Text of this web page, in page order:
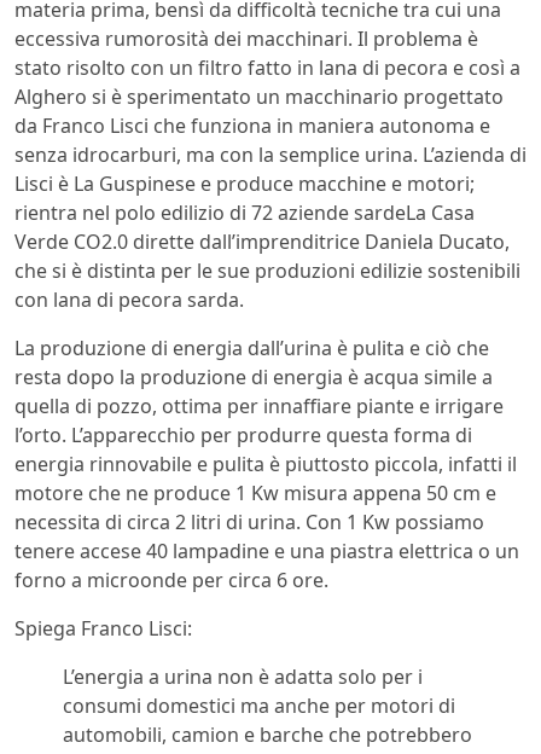
materia prima, bensì da difficoltà tecniche tra cui una
eccessiva rumorosità dei macchinari. Il problema è
stato risolto con un filtro fatto in lana di pecora e così a
Alghero si è sperimentato un macchinario progettato
da Franco Lisci che funziona in maniera autonoma e
senza idrocarburi, ma con la semplice urina. L’azienda di
Lisci è La Guspinese e produce macchine e motori;
rientra nel polo edilizio di 72 aziende sardeLa Casa
Verde CO2.0 dirette dall’imprenditrice Daniela Ducato,
che si è distinta per le sue produzioni edilizie sostenibili
con lana di pecora sarda.
La produzione di energia dall’urina è pulita e ciò che
resta dopo la produzione di energia è acqua simile a
quella di pozzo, ottima per innaffiare piante e irrigare
l’orto. L’apparecchio per produrre questa forma di
energia rinnovabile e pulita è piuttosto piccola, infatti il
motore che ne produce 1 Kw misura appena 50 cm e
necessita di circa 2 litri di urina. Con 1 Kw possiamo
tenere accese 40 lampadine e una piastra elettrica o un
forno a microonde per circa 6 ore.
Spiega Franco Lisci:
L’energia a urina non è adatta solo per i
consumi domestici ma anche per motori di
automobili, camion e barche che potrebbero